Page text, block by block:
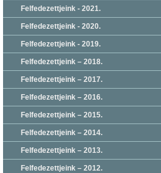
Felfedezettjeink - 2021.
Felfedezettjeink - 2020.
Felfedezettjeink - 2019.
Felfedezettjeink – 2018.
Felfedezettjeink – 2017.
Felfedezettjeink – 2016.
Felfedezettjeink – 2015.
Felfedezettjeink – 2014.
Felfedezettjeink – 2013.
Felfedezettjeink – 2012.